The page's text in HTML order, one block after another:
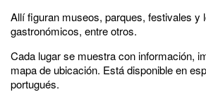
Allí figuran museos, parques, festivales y
gastronómicos, entre otros.
Cada lugar se muestra con información,
mapa de ubicación. Está disponible en
portugués.